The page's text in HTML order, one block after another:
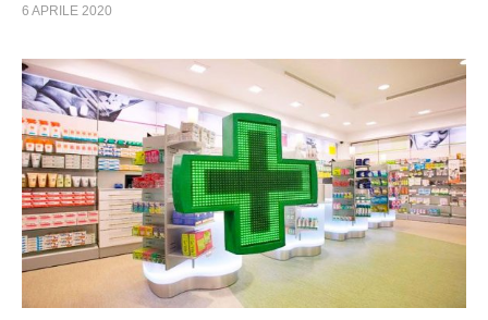
6 APRILE 2020